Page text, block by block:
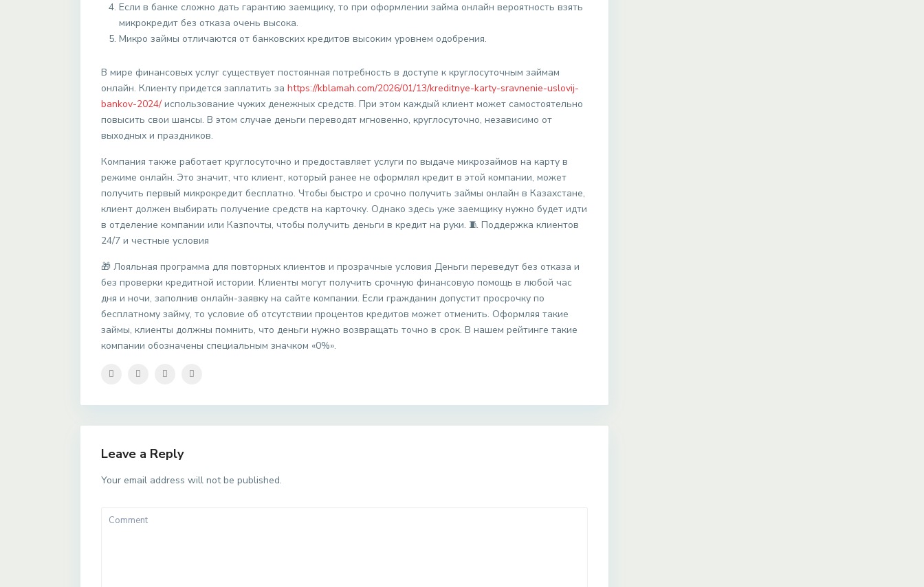
Если в банке сложно дать гарантию заемщику, то при оформлении займа онлайн вероятность взять
микрокредит без отказа очень высока.
Микро займы отличаются от банковских кредитов высоким уровнем одобрения.
В мире финансовых услуг существует постоянная потребность в доступе к круглосуточным займам
онлайн. Клиенту придется заплатить за https://kblamah.com/2026/01/13/kreditnye-karty-sravnenie-uslovij-
bankov-2024/ использование чужих денежных средств. При этом каждый клиент может самостоятельно
повысить свои шансы. В этом случае деньги переводят мгновенно, круглосуточно, независимо от
выходных и праздников.
Компания также работает круглосуточно и предоставляет услуги по выдаче микрозаймов на карту в
режиме онлайн. Это значит, что клиент, который ранее не оформлял кредит в этой компании, может
получить первый микрокредит бесплатно. Чтобы быстро и срочно получить займы онлайн в Казахстане,
клиент должен выбирать получение средств на карточку. Однако здесь уже заемщику нужно будет идти
в отделение компании или Казпочты, чтобы получить деньги в кредит на руки. 🧵 Поддержка клиентов
24/7 и честные условия
🎁 Лояльная программа для повторных клиентов и прозрачные условия Деньги переведут без отказа и
без проверки кредитной истории. Клиенты могут получить срочную финансовую помощь в любой час
дня и ночи, заполнив онлайн-заявку на сайте компании. Если гражданин допустит просрочку по
бесплатному займу, то условие об отсутствии процентов кредитов может отменить. Оформляя такие
займы, клиенты должны помнить, что деньги нужно возвращать точно в срок. В нашем рейтинге такие
компании обозначены специальным значком «0%».
Leave a Reply
Your email address will not be published.